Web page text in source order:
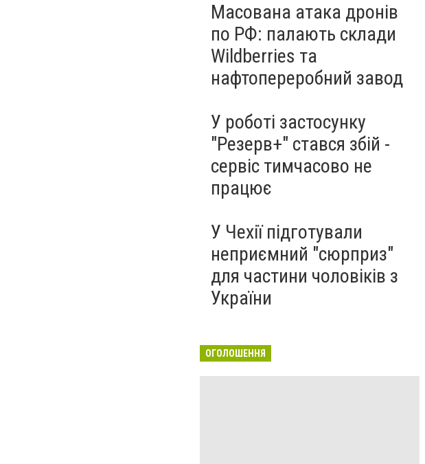
Масована атака дронів
по РФ: палають склади
Wildberries та
нафтопереробний завод
У роботі застосунку
"Резерв+" стався збій -
сервіс тимчасово не
працює
У Чехії підготували
неприємний "сюрприз"
для частини чоловіків з
України
ОГОЛОШЕННЯ